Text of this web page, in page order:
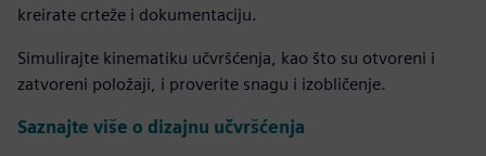
kreirate crteže i dokumentaciju.
Simulirajte kinematiku učvršćenja, kao što su otvoreni i
zatvoreni položaji, i proverite snagu i izobličenje.
Saznajte više o dizajnu učvršćenja